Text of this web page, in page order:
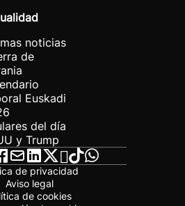
noticias
de
Euskadi
del día
y Trump
de privacidad
Aviso legal
de cookies